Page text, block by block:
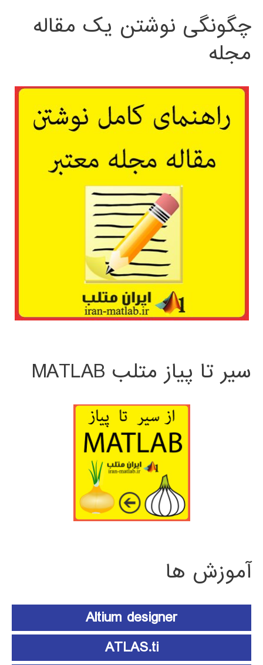
چگونگی نوشتن یک مقاله
مجله
سیر تا پیاز متلب MATLAB
آموزش ها
Altium designer
ATLAS.ti